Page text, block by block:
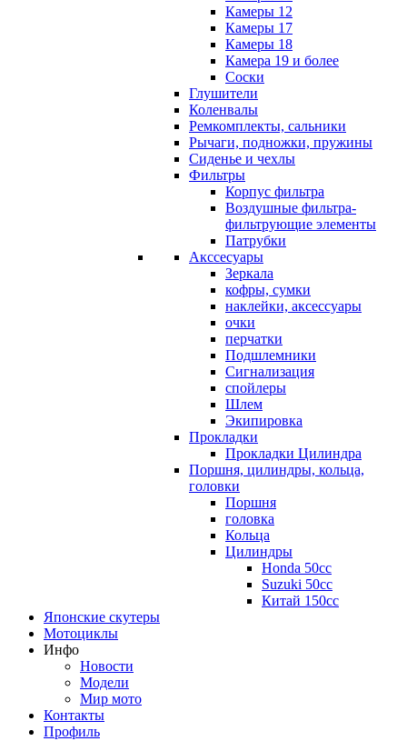
Камеры 12
Камеры 17
Камеры 18
Камера 19 и более
Соски
Глушители
Коленвалы
Ремкомплекты, сальники
Рычаги, подножки, пружины
Сиденье и чехлы
Фильтры
Корпус фильтра
Воздушные фильтра-
фильтрующие элементы
Патрубки
Акссесуары
Зеркала
кофры, сумки
наклейки, аксессуары
очки
перчатки
Подшлемники
Сигнализация
спойлеры
Шлем
Экипировка
Прокладки
Прокладки Цилиндра
Поршня, цилиндры, кольца,
головки
Поршня
головка
Кольца
Цилиндры
Honda 50сс
Suzuki 50cc
Китай 150сс
Японские скутеры
Мотоциклы
Инфо
Новости
Модели
Мир мото
Контакты
Профиль